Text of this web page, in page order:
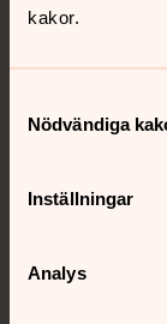
kakor.
Nödvändiga
Inställningar
Analys
Hitta snabbt